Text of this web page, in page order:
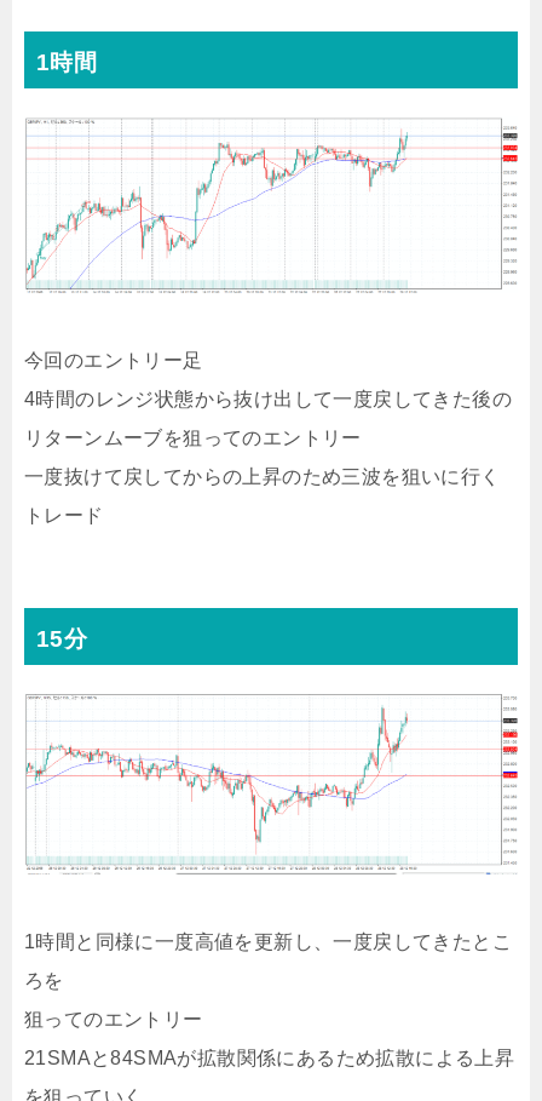
1時間
今回のエントリー足
4時間のレンジ状態から抜け出して一度戻してきた後の
リターンムーブを狙ってのエントリー
一度抜けて戻してからの上昇のため三波を狙いに行く
トレード
15分
1時間と同様に一度高値を更新し、一度戻してきたとこ
ろを
狙ってのエントリー
21SMAと84SMAが拡散関係にあるため拡散による上昇
を狙っていく